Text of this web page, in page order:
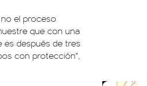
el proceso
que con una
es después de tres
con protección",